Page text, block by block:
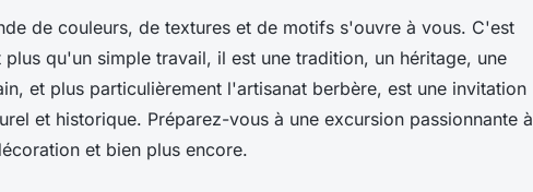
au
de couleurs, de textures et de motifs s'ouvre à vous. C'est
qu'un simple travail, il est une tradition, un héritage, une
et plus particulièrement l'artisanat berbère, est une invitation
et historique. Préparez-vous à une excursion passionnante à
et bien plus encore.